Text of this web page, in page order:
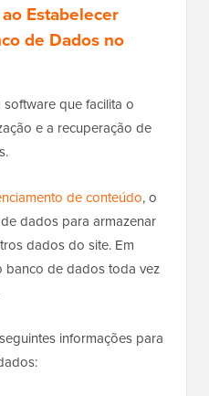
Estabelecer
de Dados no
software que facilita o
e a recuperação de
de conteúdo, o
dados para armazenar
dados do site. Em
banco de dados toda vez
informações para